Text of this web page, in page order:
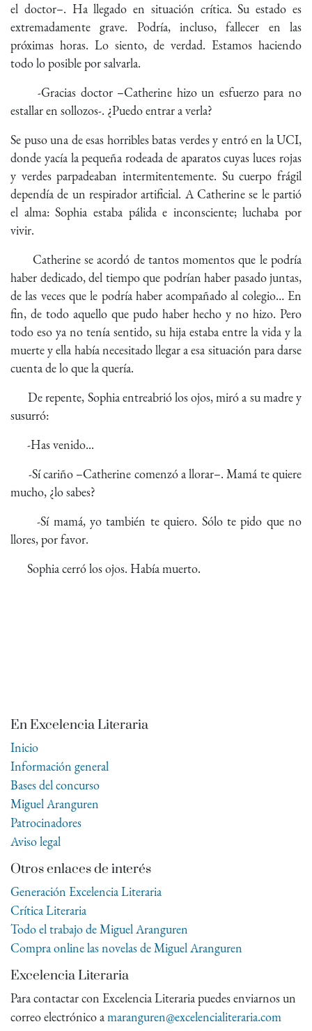
el doctor–. Ha llegado en situación crítica. Su estado es
extremadamente grave. Podría, incluso, fallecer en las
próximas horas. Lo siento, de verdad. Estamos haciendo
todo lo posible por salvarla.
-Gracias doctor –Catherine hizo un esfuerzo para no
estallar en sollozos-. ¿Puedo entrar a verla?
Se puso una de esas horribles batas verdes y entró en la UCI,
donde yacía la pequeña rodeada de aparatos cuyas luces rojas
y verdes parpadeaban intermitentemente. Su cuerpo frágil
dependía de un respirador artificial. A Catherine se le partió
el alma: Sophia estaba pálida e inconsciente; luchaba por
vivir.
Catherine se acordó de tantos momentos que le podría
haber dedicado, del tiempo que podrían haber pasado juntas,
de las veces que le podría haber acompañado al colegio… En
fin, de todo aquello que pudo haber hecho y no hizo. Pero
todo eso ya no tenía sentido, su hija estaba entre la vida y la
muerte y ella había necesitado llegar a esa situación para darse
cuenta de lo que la quería.
De repente, Sophia entreabrió los ojos, miró a su madre y
susurró:
-Has venido...
-Sí cariño –Catherine comenzó a llorar–. Mamá te quiere
mucho, ¿lo sabes?
-Sí mamá, yo también te quiero. Sólo te pido que no
llores, por favor.
Sophia cerró los ojos. Había muerto.
En Excelencia Literaria
Inicio
Información general
Bases del concurso
Miguel Aranguren
Patrocinadores
Aviso legal
Otros enlaces de interés
Generación Excelencia Literaria
Crítica Literaria
Todo el trabajo de Miguel Aranguren
Compra online las novelas de Miguel Aranguren
Excelencia Literaria
Para contactar con Excelencia Literaria puedes enviarnos un
correo electrónico amaranguren@excelencialiteraria.com